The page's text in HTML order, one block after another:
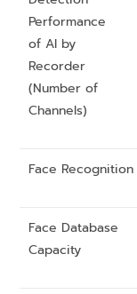
Performance
of AI by
Recorder
(Number of
Channels)
Face Recognition
Face Database
Capacity